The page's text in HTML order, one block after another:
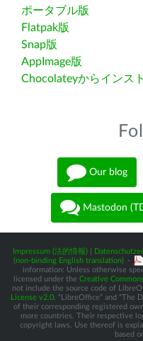
ポータブル版
Flatpak版
Snap版
AppImage版
Chocolateyからインス
Our blog
Mastodon
Impressum (法的情報)
(non-binding English translation) -
information: Unless otherwise
licensed under the Creative
not include the source code of
License v2.0 . “LibreOffice” and “The
of their corresponding registered
more countries. Their respective
copyright laws. Use thereof is
based